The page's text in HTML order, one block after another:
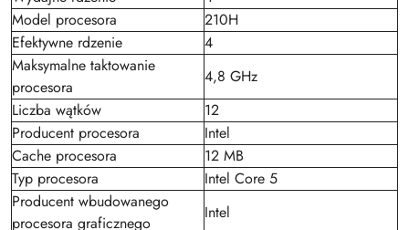
Model procesora
210H
Efektywne rdzenie
4
Maksymalne taktowanie
procesora
4,8 GHz
Liczba wątków
12
Producent procesora
Intel
Cache procesora
12 MB
Typ procesora
Intel Core 5
Producent wbudowanego
procesora graficznego
Intel